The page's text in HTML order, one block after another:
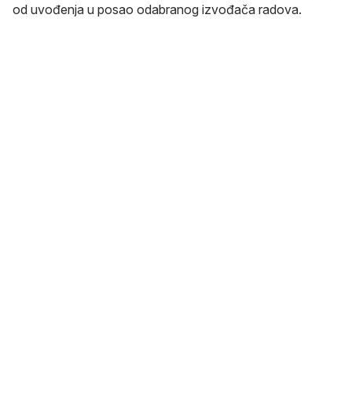
od uvođenja u posao odabranog izvođača radova.